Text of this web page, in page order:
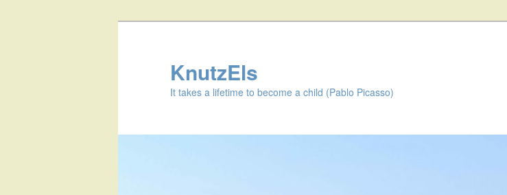
KnutzEls
It takes a lifetime to become a child (Pablo Picasso)